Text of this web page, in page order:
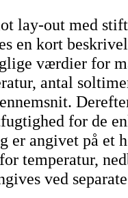
lay-out med
en kort
værdier for
antal
for de
er angivet på et
temperatur,
ved